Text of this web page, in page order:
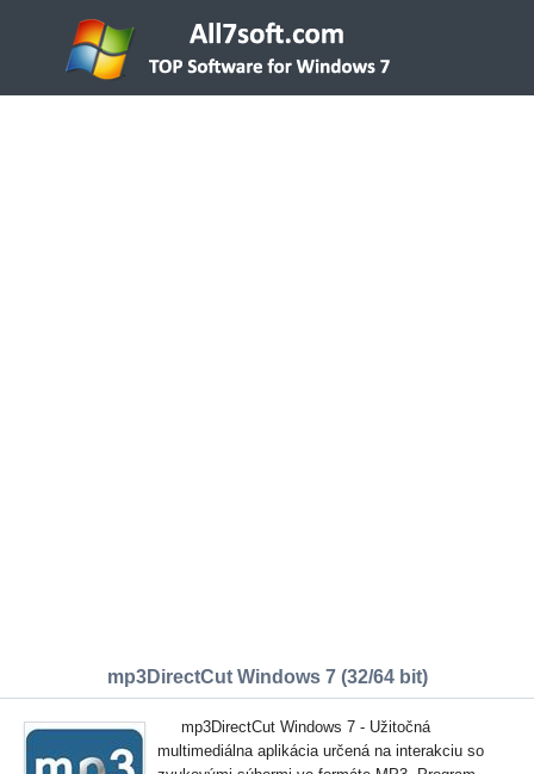
mp3DirectCut Windows 7 (32/64 bit)
mp3DirectCut Windows 7 - Užitočná
multimediálna aplikácia určená na interakciu so